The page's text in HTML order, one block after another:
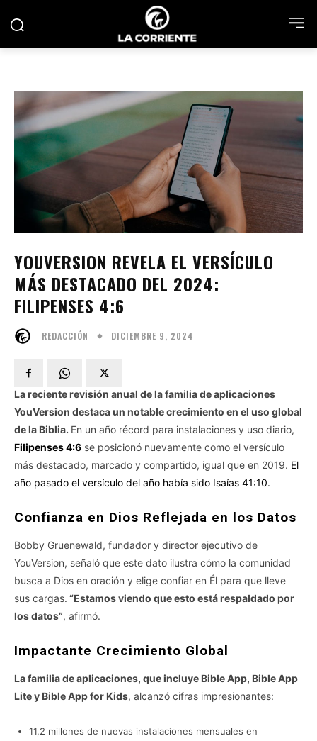
YOUVERSION REVELA EL VERSÍCULO
MÁS DESTACADO DEL 2024:
FILIPENSES 4:6
REDACCIÓN DICIEMBRE 9, 2024
La reciente revisión anual de la familia de aplicaciones
YouVersion destaca un notable crecimiento en el uso global
de la Biblia. En un año récord para instalaciones y uso diario,
Filipenses 4:6 se posicionó nuevamente como el versículo
más destacado, marcado y compartido, igual que en 2019. El
año pasado el versículo del año había sido Isaías 41:10.
Confianza en Dios Reflejada en los Datos
Bobby Gruenewald, fundador y director ejecutivo de
YouVersion, señaló que este dato ilustra cómo la comunidad
busca a Dios en oración y elige confiar en Él para que lleve
sus cargas. “Estamos viendo que esto está respaldado por
los datos”, afirmó.
Impactante Crecimiento Global
La familia de aplicaciones, que incluye Bible App, Bible App
Lite y Bible App for Kids, alcanzó cifras impresionantes:
11,2 millones de nuevas instalaciones mensuales en